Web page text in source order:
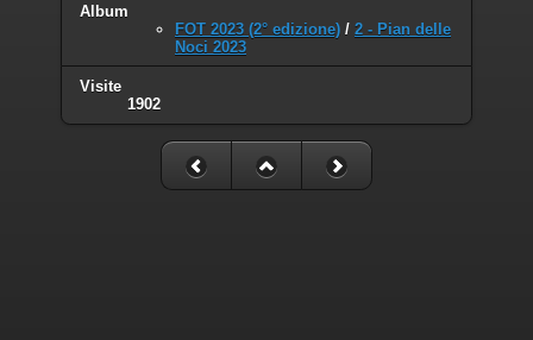
Album
FOT 2023 (2° edizione) / 2 - Pian delle
Noci 2023
Visite
1902